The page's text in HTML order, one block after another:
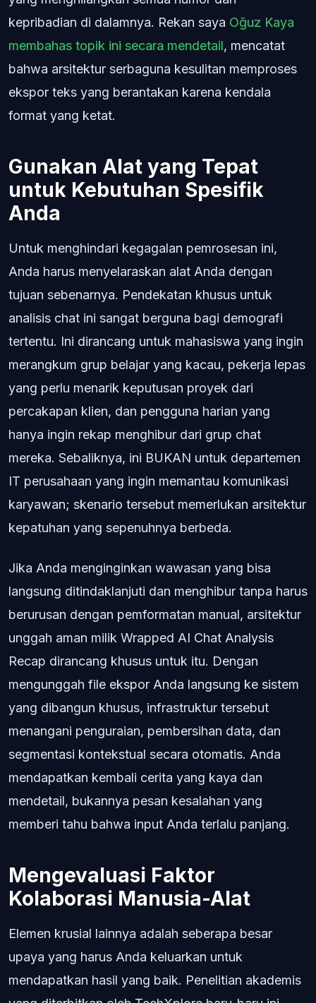
kepribadian di dalamnya. Rekan saya Oğuz Kaya
membahas topik ini secara mendetail, mencatat
bahwa arsitektur serbaguna kesulitan memproses
ekspor teks yang berantakan karena kendala
format yang ketat.
Gunakan Alat yang Tepat
untuk Kebutuhan Spesifik
Anda
Untuk menghindari kegagalan pemrosesan ini,
Anda harus menyelaraskan alat Anda dengan
tujuan sebenarnya. Pendekatan khusus untuk
analisis chat ini sangat berguna bagi demografi
tertentu. Ini dirancang untuk mahasiswa yang ingin
merangkum grup belajar yang kacau, pekerja lepas
yang perlu menarik keputusan proyek dari
percakapan klien, dan pengguna harian yang
hanya ingin rekap menghibur dari grup chat
mereka. Sebaliknya, ini BUKAN untuk departemen
IT perusahaan yang ingin memantau komunikasi
karyawan; skenario tersebut memerlukan arsitektur
kepatuhan yang sepenuhnya berbeda.
Jika Anda menginginkan wawasan yang bisa
langsung ditindaklanjuti dan menghibur tanpa harus
berurusan dengan pemformatan manual, arsitektur
unggah aman milik Wrapped AI Chat Analysis
Recap dirancang khusus untuk itu. Dengan
mengunggah file ekspor Anda langsung ke sistem
yang dibangun khusus, infrastruktur tersebut
menangani penguraian, pembersihan data, dan
segmentasi kontekstual secara otomatis. Anda
mendapatkan kembali cerita yang kaya dan
mendetail, bukannya pesan kesalahan yang
memberi tahu bahwa input Anda terlalu panjang.
Mengevaluasi Faktor
Kolaborasi Manusia-Alat
Elemen krusial lainnya adalah seberapa besar
upaya yang harus Anda keluarkan untuk
mendapatkan hasil yang baik. Penelitian akademis